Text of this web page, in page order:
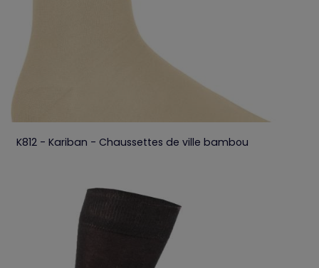
K812 - Kariban - Chaussettes de ville bambou